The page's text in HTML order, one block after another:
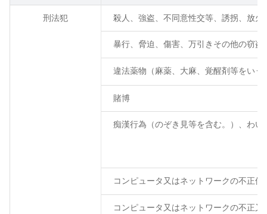
刑法犯 殺人、強盗、不同意性交等、誘拐、放
暴行、脅迫、傷害、万引きその他の窃盗
違法薬物（麻薬、大麻、覚醒剤等をい
賭博
痴漢行為（のぞき見等を含む。）、わ
コンピュータ又はネットワークの不正使
コンピュータ又はネットワークの不正又